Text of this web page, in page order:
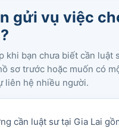
gửi vụ việc
khi bạn chưa biết cần luật
sơ trước hoặc muốn có
liên hệ nhiều người.
cần luật sư tại Gia Lai